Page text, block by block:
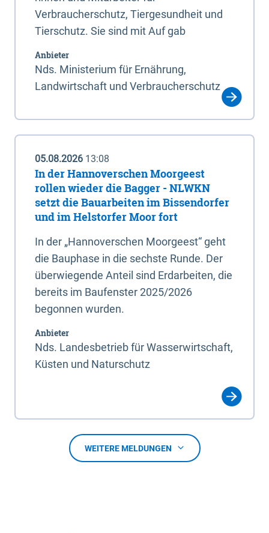
Verbraucherschutz, Tiergesundheit und
Tierschutz. Sie sind mit Auf gab
Anbieter
Nds. Ministerium für Ernährung,
Landwirtschaft und Verbraucherschutz
05.08.2026 13:08
In der Hannoverschen Moorgeest
rollen wieder die Bagger - NLWKN
setzt die Bauarbeiten im Bissendorfer
und im Helstorfer Moor fort
In der „Hannoverschen Moorgeest“ geht
die Bauphase in die sechste Runde. Der
überwiegende Anteil sind Erdarbeiten, die
bereits im Baufenster 2025/2026
begonnen wurden.
Anbieter
Nds. Landesbetrieb für Wasserwirtschaft,
Küsten und Naturschutz
WEITERE MELDUNGEN